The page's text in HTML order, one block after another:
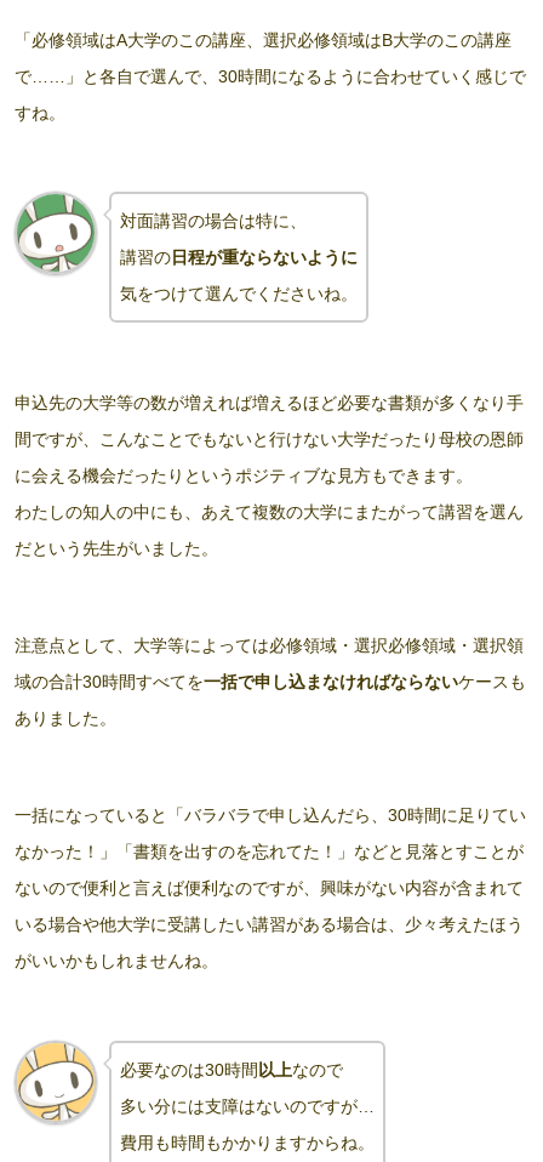
「必修領域はA大学のこの講座、選択必修領域はB大学のこの講座
で……」と各自で選んで、30時間になるように合わせていく感じで
すね。
対面講習の場合は特に、
講習の日程が重ならないように
気をつけて選んでくださいね。
申込先の大学等の数が増えれば増えるほど必要な書類が多くなり手
間ですが、こんなことでもないと行けない大学だったり母校の恩師
に会える機会だったりというポジティブな見方もできます。
わたしの知人の中にも、あえて複数の大学にまたがって講習を選ん
だという先生がいました。
注意点として、大学等によっては必修領域・選択必修領域・選択領
域の合計30時間すべてを一括で申し込まなければならないケースも
ありました。
一括になっていると「バラバラで申し込んだら、30時間に足りてい
なかった！」「書類を出すのを忘れてた！」などと見落とすことが
ないので便利と言えば便利なのですが、興味がない内容が含まれて
いる場合や他大学に受講したい講習がある場合は、少々考えたほう
がいいかもしれませんね。
必要なのは30時間 以上なので
多い分には支障はないのですが…
費用も時間もかかりますからね。